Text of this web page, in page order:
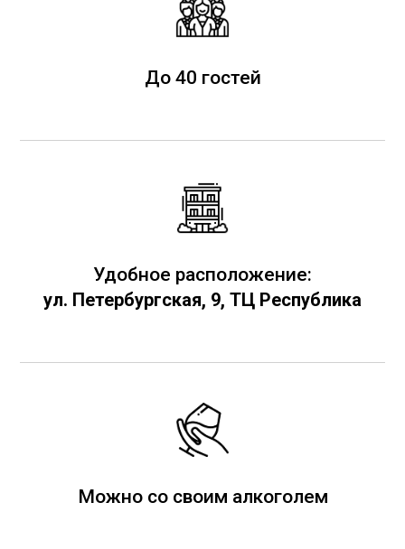
До 40 гостей
Удобное расположение:
ул. Петербургская, 9, ТЦ Республика
Можно со своим алкоголем